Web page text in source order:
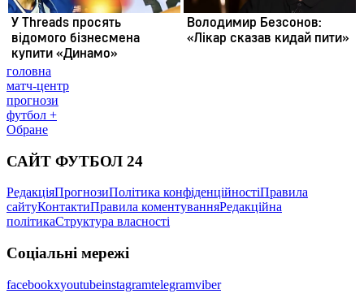
головна
матч-центр
прогнози
футбол +
Обране
САЙТ ФУТБОЛ 24
РедакціяПрогнозиПолітика конфіденційностіПравила
сайтуКонтактиПравила коментуванняРедакційна
політикаСтруктура власності
Соціальні мережі
facebookxyoutubeinstagramtelegramviber